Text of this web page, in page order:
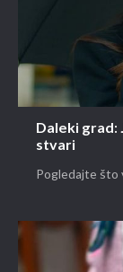
Daleki grad:
stvari
Pogledajte što